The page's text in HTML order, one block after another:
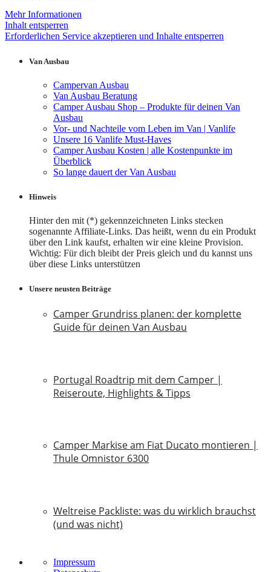
Mehr Informationen
Inhalt entsperren
Erforderlichen Service akzeptieren und Inhalte entsperren
Van Ausbau
Campervan Ausbau
Van Ausbau Beratung
Camper Ausbau Shop – Produkte für deinen Van
Ausbau
Vor- und Nachteile vom Leben im Van | Vanlife
Unsere 16 Vanlife Must-Haves
Camper Ausbau Kosten | alle Kostenpunkte im
Überblick
So lange dauert der Van Ausbau
Hinweis
Hinter den mit (*) gekennzeichneten Links stecken
sogenannte Affiliate-Links. Das heißt, wenn du ein Produkt
über den Link kaufst, erhalten wir eine kleine Provision.
Wichtig: Für dich bleibt der Preis gleich und du kannst uns
über diese Links unterstützen
Unsere neusten Beiträge
Camper Grundriss planen: der komplette
Guide für deinen Van Ausbau
Portugal Roadtrip mit dem Camper |
Reiseroute, Highlights & Tipps
Camper Markise am Fiat Ducato montieren |
Thule Omnistor 6300
Weltreise Packliste: was du wirklich brauchst
(und was nicht)
Impressum